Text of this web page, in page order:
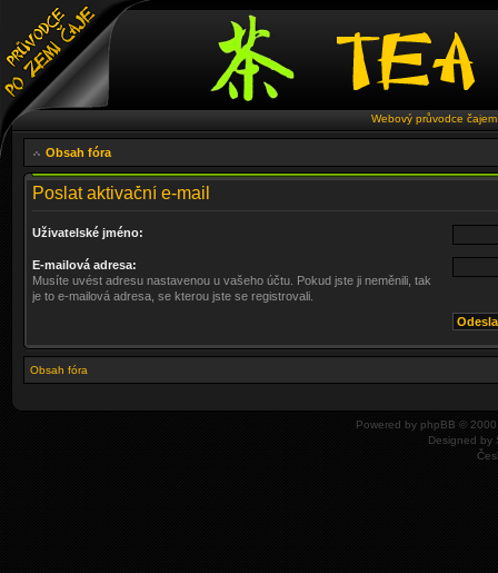
Webový průvodce
Obsah fóra
Poslat aktivační e-mail
Uživatelské jméno:
E-mailová adresa:
Musíte uvést adresu nastavenou u vašeho účtu. Pokud jste ji neměnili, tak
je to e-mailová adresa, se kterou jste se registrovali.
Obsah fóra
Powered by phpBB ©
Designed by